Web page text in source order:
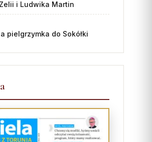
i Ludwika Martin
pielgrzymka do Sokółki